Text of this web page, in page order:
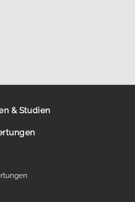
& Studien